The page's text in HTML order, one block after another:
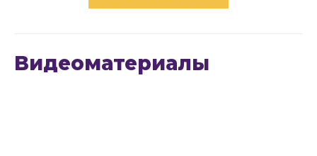
Видеоматериалы